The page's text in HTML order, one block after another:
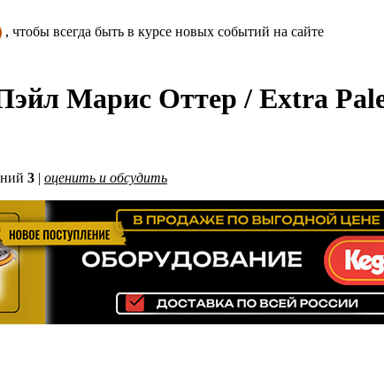
, чтобы всегда быть в курсе новых событий на сайте
Марис Оттер / Extra
3 | оценить и обсудить